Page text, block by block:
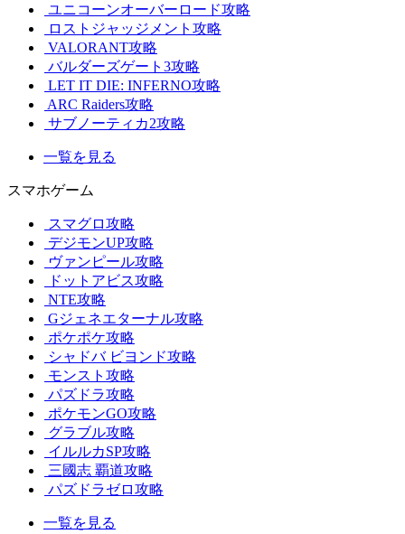
ユニコーンオーバーロード攻略
ロストジャッジメント攻略
VALORANT攻略
バルダーズゲート3攻略
LET IT DIE: INFERNO攻略
ARC Raiders攻略
サブノーティカ2攻略
一覧を見る
スマホゲーム
スマグロ攻略
デジモンUP攻略
ヴァンピール攻略
ドットアビス攻略
NTE攻略
Gジェネエターナル攻略
ポケポケ攻略
シャドバ ビヨンド攻略
モンスト攻略
パズドラ攻略
ポケモンGO攻略
グラブル攻略
イルルカSP攻略
三國志 覇道攻略
パズドラゼロ攻略
一覧を見る